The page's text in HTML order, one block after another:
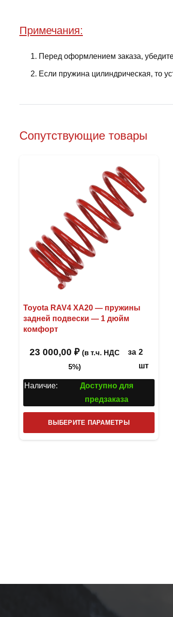
Примечания:
Перед оформлением заказа,
Если пружина цилиндрическая, то
Сопутствующие товары
Toyota RAV4 XA20 — пружины
задней подвески — 1 дюйм
комфорт
23 000,00 ₽ (в т.ч. НДС
5%)
за 2
шт
Наличие:
Доступно для
предзаказа
ВЫБЕРИТЕ ПАРАМЕТРЫ
товар